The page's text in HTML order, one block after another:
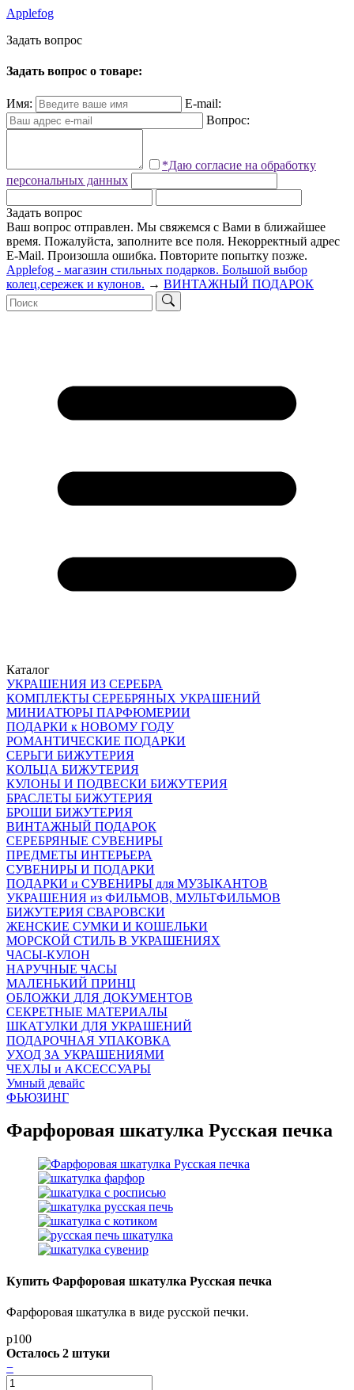
Applefog
Задать вопрос
Задать вопрос о товаре:
Имя:
E-mail:
Вопрос:
*Даю согласие на обработку
персональных данных
Задать вопрос
Ваш вопрос отправлен. Мы свяжемся с Вами в ближайшее
время. Пожалуйста, заполните все поля. Некорректный адрес
E-Mail. Произошла ошибка. Повторите попытку позже.
Applefog - магазин стильных подарков. Большой выбор
колец,сережек и кулонов. → ВИНТАЖНЫЙ ПОДАРОК
Каталог
УКРАШЕНИЯ ИЗ СЕРЕБРА
КОМПЛЕКТЫ СЕРЕБРЯНЫХ УКРАШЕНИЙ
МИНИАТЮРЫ ПАРФЮМЕРИИ
ПОДАРКИ к НОВОМУ ГОДУ
РОМАНТИЧЕСКИЕ ПОДАРКИ
СЕРЬГИ БИЖУТЕРИЯ
КОЛЬЦА БИЖУТЕРИЯ
КУЛОНЫ И ПОДВЕСКИ БИЖУТЕРИЯ
БРАСЛЕТЫ БИЖУТЕРИЯ
БРОШИ БИЖУТЕРИЯ
ВИНТАЖНЫЙ ПОДАРОК
СЕРЕБРЯНЫЕ СУВЕНИРЫ
ПРЕДМЕТЫ ИНТЕРЬЕРА
СУВЕНИРЫ И ПОДАРКИ
ПОДАРКИ и СУВЕНИРЫ для МУЗЫКАНТОВ
УКРАШЕНИЯ из ФИЛЬМОВ, МУЛЬТФИЛЬМОВ
БИЖУТЕРИЯ СВАРОВСКИ
ЖЕНСКИЕ СУМКИ И КОШЕЛЬКИ
МОРСКОЙ СТИЛЬ В УКРАШЕНИЯХ
ЧАСЫ-КУЛОН
НАРУЧНЫЕ ЧАСЫ
МАЛЕНЬКИЙ ПРИНЦ
ОБЛОЖКИ ДЛЯ ДОКУМЕНТОВ
СЕКРЕТНЫЕ МАТЕРИАЛЫ
ШКАТУЛКИ ДЛЯ УКРАШЕНИЙ
ПОДАРОЧНАЯ УПАКОВКА
УХОД ЗА УКРАШЕНИЯМИ
ЧEХЛЫ и АКСЕССУАРЫ
Умный девайс
ФЬЮЗИНГ
Фарфоровая шкатулка Русская печка
Купить Фарфоровая шкатулка Русская печка
Фарфоровая шкатулка в виде русской печки.
p100
Осталось 2 штуки
−